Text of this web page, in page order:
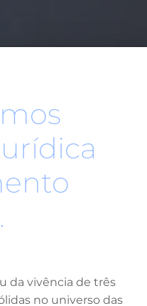
da vivência de três
no universo das